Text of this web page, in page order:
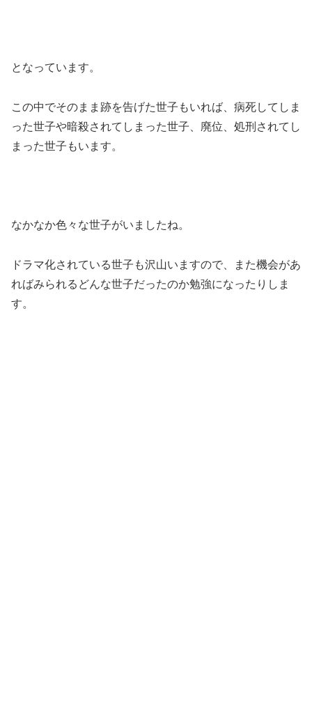
となっています。
この中でそのまま跡を告げた世子もいれば、病死してしま
った世子や暗殺されてしまった世子、廃位、処刑されてし
まった世子もいます。
なかなか色々な世子がいましたね。
ドラマ化されている世子も沢山いますので、また機会があ
ればみられるどんな世子だったのか勉強になったりしま
す。